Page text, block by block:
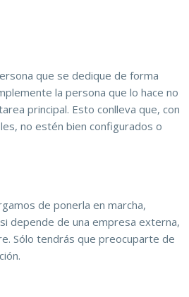
que se dedique de forma
la persona que lo hace no
principal. Esto conlleva que, con
no estén bien configurados o
de ponerla en marcha,
depende de una empresa externa,
Sólo tendrás que preocuparte de